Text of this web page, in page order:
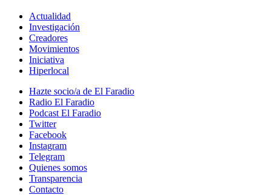
Actualidad
Investigación
Creadores
Movimientos
Iniciativa
Hiperlocal
Hazte socio/a de El Faradio
Radio El Faradio
Podcast El Faradio
Twitter
Facebook
Instagram
Telegram
Quienes somos
Transparencia
Contacto